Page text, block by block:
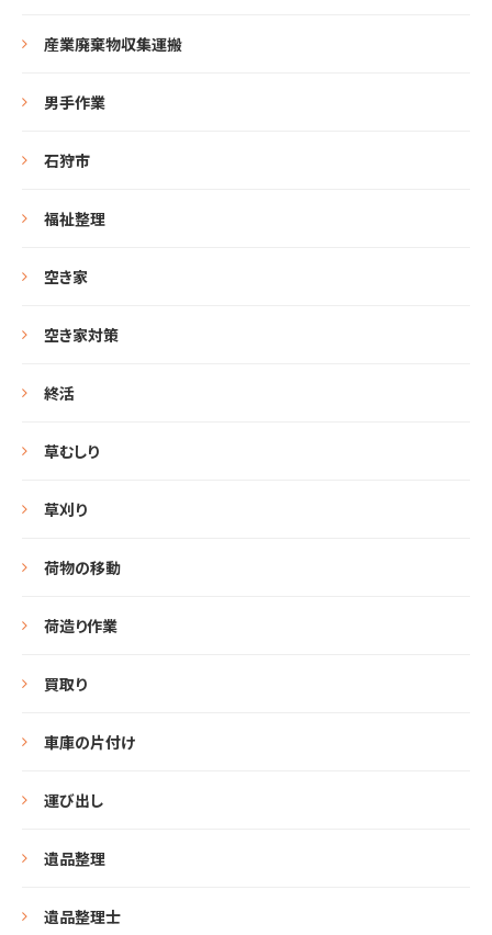
産業廃棄物収集運搬
男手作業
石狩市
福祉整理
空き家
空き家対策
終活
草むしり
草刈り
荷物の移動
荷造り作業
買取り
車庫の片付け
運び出し
遺品整理
遺品整理士